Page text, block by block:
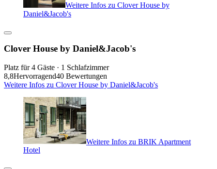
Weitere Infos zu Clover House by
Daniel&Jacob's
Clover House by Daniel&Jacob's
Platz für 4 Gäste · 1 Schlafzimmer
8,8Hervorragend40 Bewertungen
Weitere Infos zu Clover House by Daniel&Jacob's
Weitere Infos zu BRIK Apartment
Hotel